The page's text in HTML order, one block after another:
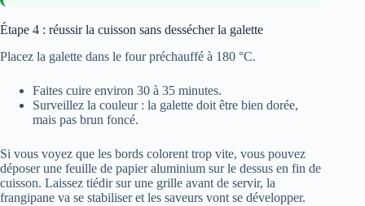
Étape 4 : réussir la cuisson sans dessécher la galette
Placez la galette dans le four préchauffé à 180 °C.
Faites cuire environ 30 à 35 minutes.
Surveillez la couleur : la galette doit être bien dorée,
mais pas brun foncé.
Si vous voyez que les bords colorent trop vite, vous pouvez
déposer une feuille de papier aluminium sur le dessus en fin de
cuisson. Laissez tiédir sur une grille avant de servir, la
frangipane va se stabiliser et les saveurs vont se développer.